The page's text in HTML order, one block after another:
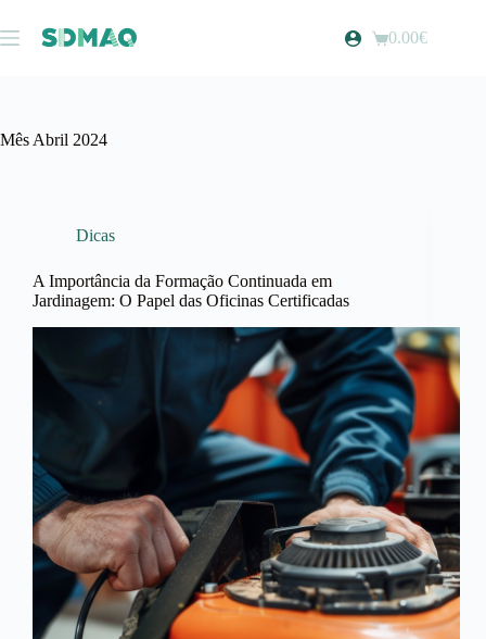
para
o
Carrinho
0.00€
Mês Abril 2024
Dicas
A Importância da Formação Continuada em
Jardinagem: O Papel das Oficinas Certificadas